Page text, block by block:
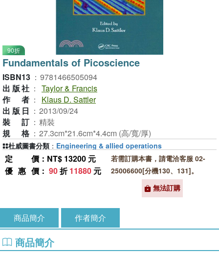
90折
Fundamentals of Picoscience
ISBN13 ： 9781466505094
出版社 ： Taylor & Francis
作者 ：
Klaus D. Sattler
出版日 ： 2013/09/24
裝訂 ： 精裝
規格 ： 27.3cm*21.6cm*4.4cm (高/寬/厚)
定價 ：NT$ 13200 元
優惠價 ： 90折11880 元
若需訂購本書，請電洽客服 02-
25006600[分機130、131]。
無法訂購
杜威圖書分類 ： Engineering & allied operations
商品簡介 作者簡介
商品簡介